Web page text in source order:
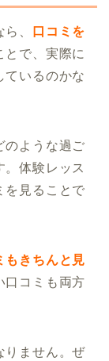
、
口コミを
とで、実際に
ているのかな
のような過ご
。体験レッス
を見ることで
もきちんと見
口コミも両方
りません。ぜ